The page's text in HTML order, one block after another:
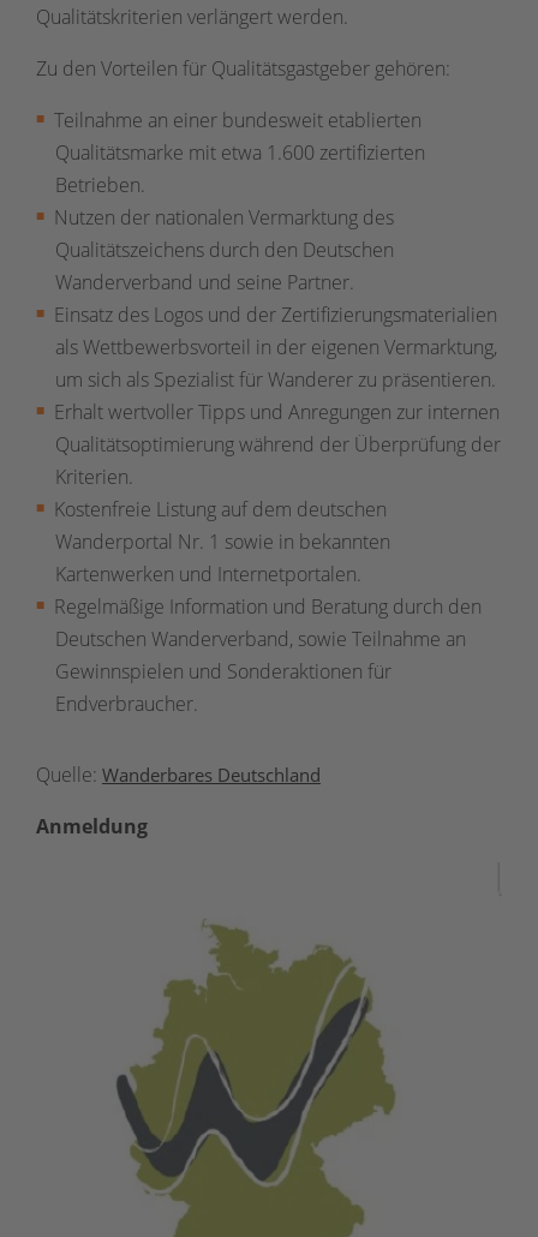
Qualitätskriterien verlängert werden.
Zu den Vorteilen für Qualitätsgastgeber gehören:
Teilnahme an einer bundesweit etablierten
Qualitätsmarke mit etwa 1.600 zertifizierten
Betrieben.
Nutzen der nationalen Vermarktung des
Qualitätszeichens durch den Deutschen
Wanderverband und seine Partner.
Einsatz des Logos und der Zertifizierungsmaterialien
als Wettbewerbsvorteil in der eigenen Vermarktung,
um sich als Spezialist für Wanderer zu präsentieren.
Erhalt wertvoller Tipps und Anregungen zur internen
Qualitätsoptimierung während der Überprüfung der
Kriterien.
Kostenfreie Listung auf dem deutschen
Wanderportal Nr. 1 sowie in bekannten
Kartenwerken und Internetportalen.
Regelmäßige Information und Beratung durch den
Deutschen Wanderverband, sowie Teilnahme an
Gewinnspielen und Sonderaktionen für
Endverbraucher.
Quelle: Wanderbares Deutschland
Anmeldung